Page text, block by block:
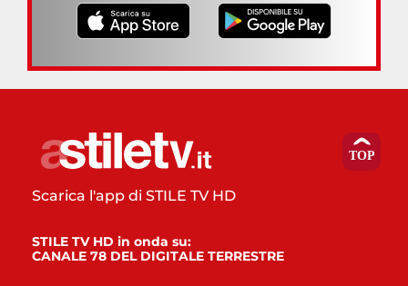
Scarica l'app di STILE TV HD
STILE TV HD in onda su:
CANALE 78 DEL DIGITALE TERRESTRE